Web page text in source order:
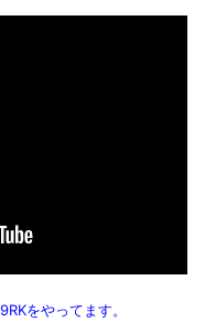
をやってます。